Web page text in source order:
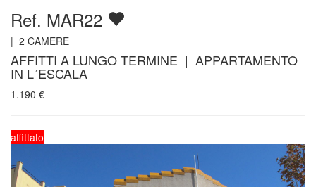
Ref. MAR22
| 2 CAMERE
AFFITTI A LUNGO TERMINE | APPARTAMENTO
IN L´ESCALA
1.190 €
affittato